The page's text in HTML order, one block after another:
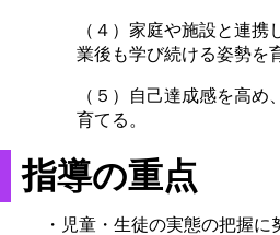
（４）家庭や施設と連
業後も学び続ける姿勢を
（５）自己達成感を高
育てる。
指導の重点
・児童・生徒の実態の把握